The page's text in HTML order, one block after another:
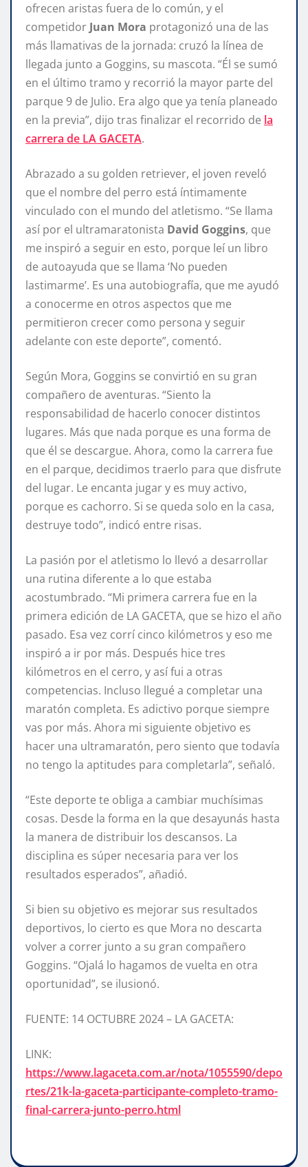
ofrecen aristas fuera de lo común, y el
competidor Juan Mora protagonizó una de las
más llamativas de la jornada: cruzó la línea de
llegada junto a Goggins, su mascota. “Él se sumó
en el último tramo y recorrió la mayor parte del
parque 9 de Julio. Era algo que ya tenía planeado
en la previa”, dijo tras finalizar el recorrido de la
carrera de LA GACETA.
Abrazado a su golden retriever, el joven reveló
que el nombre del perro está íntimamente
vinculado con el mundo del atletismo. “Se llama
así por el ultramaratonista David Goggins, que
me inspiró a seguir en esto, porque leí un libro
de autoayuda que se llama ‘No pueden
lastimarme’. Es una autobiografía, que me ayudó
a conocerme en otros aspectos que me
permitieron crecer como persona y seguir
adelante con este deporte”, comentó.
Según Mora, Goggins se convirtió en su gran
compañero de aventuras. “Siento la
responsabilidad de hacerlo conocer distintos
lugares. Más que nada porque es una forma de
que él se descargue. Ahora, como la carrera fue
en el parque, decidimos traerlo para que disfrute
del lugar. Le encanta jugar y es muy activo,
porque es cachorro. Si se queda solo en la casa,
destruye todo”, indicó entre risas.
La pasión por el atletismo lo llevó a desarrollar
una rutina diferente a lo que estaba
acostumbrado. “Mi primera carrera fue en la
primera edición de LA GACETA, que se hizo el año
pasado. Esa vez corrí cinco kilómetros y eso me
inspiró a ir por más. Después hice tres
kilómetros en el cerro, y así fui a otras
competencias. Incluso llegué a completar una
maratón completa. Es adictivo porque siempre
vas por más. Ahora mi siguiente objetivo es
hacer una ultramaratón, pero siento que todavía
no tengo la aptitudes para completarla”, señaló.
“Este deporte te obliga a cambiar muchísimas
cosas. Desde la forma en la que desayunás hasta
la manera de distribuir los descansos. La
disciplina es súper necesaria para ver los
resultados esperados”, añadió.
Si bien su objetivo es mejorar sus resultados
deportivos, lo cierto es que Mora no descarta
volver a correr junto a su gran compañero
Goggins. “Ojalá lo hagamos de vuelta en otra
oportunidad”, se ilusionó.
FUENTE: 14 OCTUBRE 2024 – LA GACETA:
LINK:
https://www.lagaceta.com.ar/nota/1055590/depo
rtes/21k-la-gaceta-participante-completo-tramo-
final-carrera-junto-perro.html